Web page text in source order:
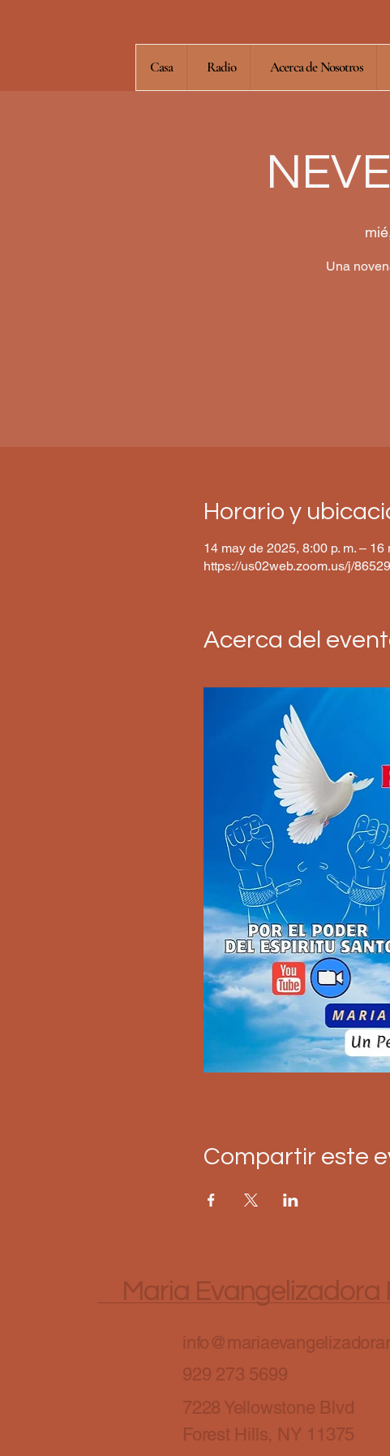
Casa Radio Acerca de Nosotros
Una
Horario y
14 may de 2025, 8:00 p. m. – 16
https://us02web.zoom.us/j/
Acerca del
Compartir este
Maria Evangelizadora
929 273 5699
7228 Yellowstone Blvd
Forest Hills, NY 11375